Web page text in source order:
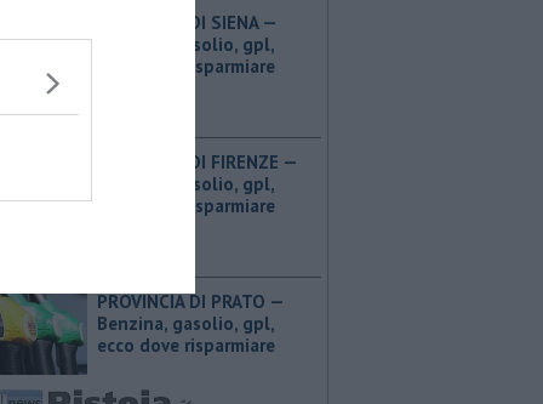
PROVINCIA DI SIENA — ​
Benzina, gasolio, gpl,
ecco dove risparmiare
PROVINCIA DI FIRENZE — ​
Benzina, gasolio, gpl,
ecco dove risparmiare
PROVINCIA DI PRATO — ​
Benzina, gasolio, gpl,
ecco dove risparmiare